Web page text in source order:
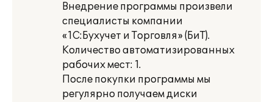
Внедрение программы произвели
специалисты компании
«1С:Бухучет и Торговля» (БиТ).
Количество автоматизированных
рабочих мест: 1.
После покупки программы мы
регулярно получаем диски